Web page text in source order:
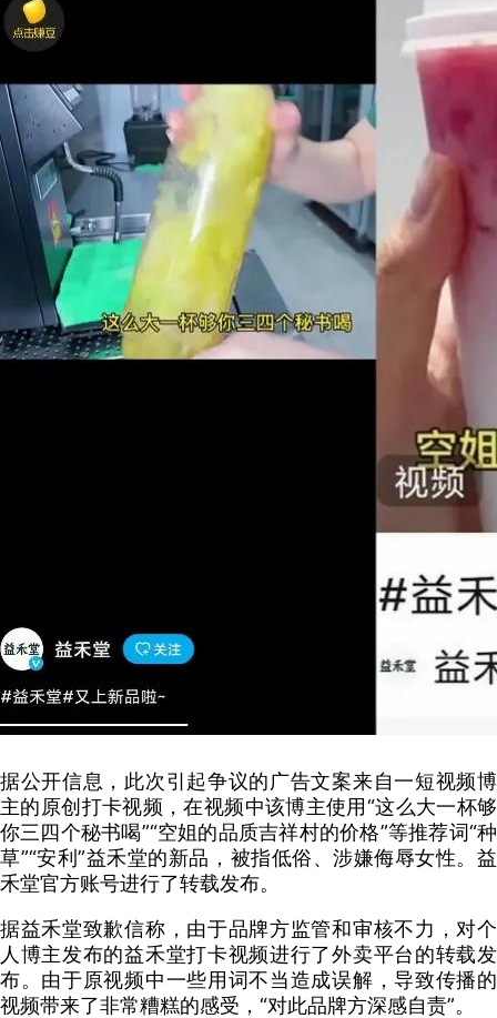
据公开信息，此次引起争议的广告文案来自一短视频博
主的原创打卡视频，在视频中该博主使用“这么大一杯够
你三四个秘书喝”“空姐的品质吉祥村的价格”等推荐词“种
草”“安利”益禾堂的新品，被指低俗、涉嫌侮辱女性。益
禾堂官方账号进行了转载发布。
据益禾堂致歉信称，由于品牌方监管和审核不力，对个
人博主发布的益禾堂打卡视频进行了外卖平台的转载发
布。由于原视频中一些用词不当造成误解，导致传播的
视频带来了非常糟糕的感受，“对此品牌方深感自责”。